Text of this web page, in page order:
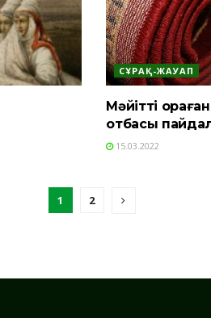
СҰРАҚ-ЖАУАП
Мәйітті
отбасы
15.03.2022
1 2